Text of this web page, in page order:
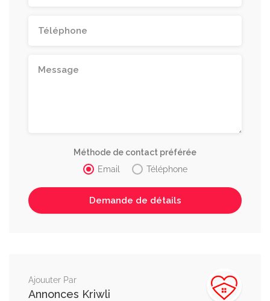
Méthode de contact préférée
Email
Téléphone
Ajouuter Par
Annonces Kriwli